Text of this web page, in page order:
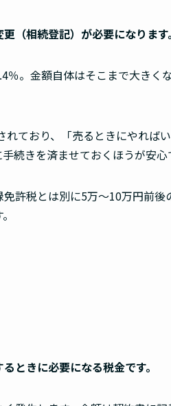
（相続登記）が必要になります
％。金額自体はそこまで大きく
れており、「売るときにやれば
続きを済ませておくほうが安心
許税とは別に5万〜10万円前
ときに必要になる税金です。